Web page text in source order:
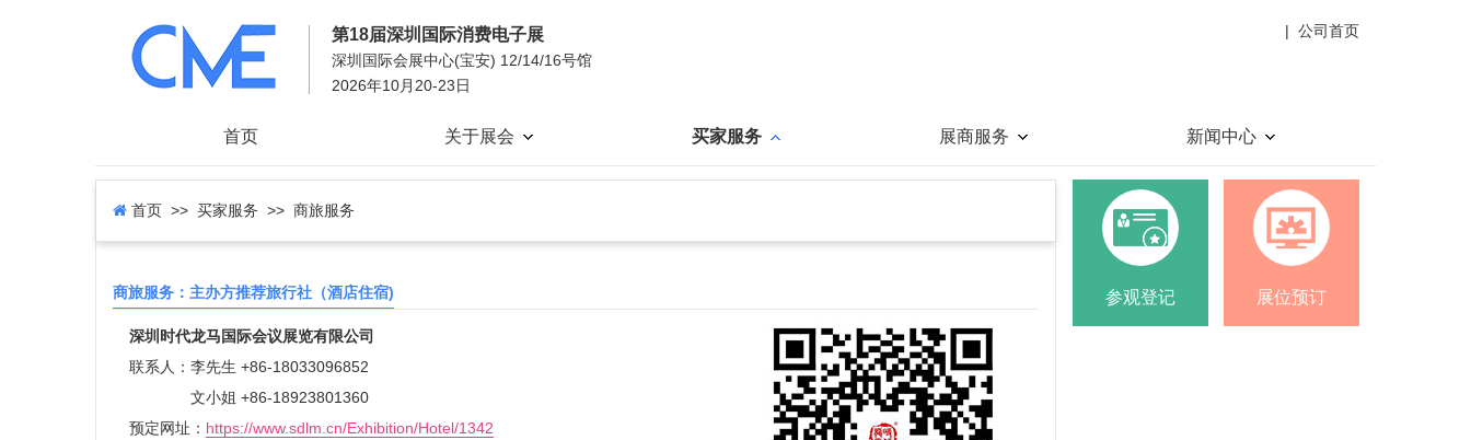
第18届深圳国际消费电子展
深圳国际会展中心(宝安) 12/14/16号馆
2026年10月20-23日
| 公司首页
首页 关于展会 买家服务 展商服务 新闻中心
首页 >> 买家服务 >> 商旅服务
商旅服务：主办方推荐旅行社（酒店住宿)
深圳时代龙马国际会议展览有限公司
联系人：李先生 +86-18033096852
文小姐 +86-18923801360
预定网址： https://www.sdlm.cn/Exhibition/Hotel/1342
参观登记 展位预订